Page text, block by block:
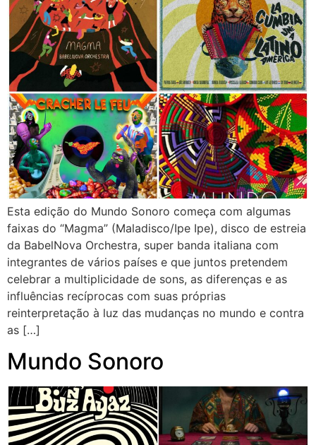
Esta edição do Mundo Sonoro começa com algumas
faixas do “Magma” (Maladisco/Ipe Ipe), disco de estreia
da BabelNova Orchestra, super banda italiana com
integrantes de vários países e que juntos pretendem
celebrar a multiplicidade de sons, as diferenças e as
influências recíprocas com suas próprias
reinterpretação à luz das mudanças no mundo e contra
as […]
Mundo Sonoro